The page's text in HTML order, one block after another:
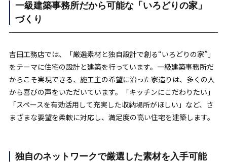
一級建築事務所だから可能な「いろどりの家」
づくり
吉田工務店では、「厳選素材と独自設計で創る“いろどりの家”」
をテーマに住宅の設計と建築を行っています。一級建築事務所だ
からこそ実現できる、施工主の希望に沿った家造りは、多くの人
から喜びの声をいただいています。「キッチンにこだわりたい」
「スペースを有効活用して充実した収納場所がほしい」など、さ
まざまな要望を柔軟に対応し、満足度の高い住宅を建築します。
独自のネットワークで厳選した素材を入手可能